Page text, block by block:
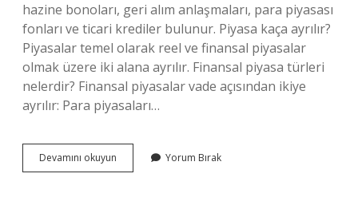
hazine bonoları, geri alım anlaşmaları, para piyasası
fonları ve ticari krediler bulunur. Piyasa kaça ayrılır?
Piyasalar temel olarak reel ve finansal piyasalar
olmak üzere iki alana ayrılır. Finansal piyasa türleri
nelerdir? Finansal piyasalar vade açısından ikiye
ayrılır: Para piyasaları…
Devamını okuyun
Piyasası
Yorum Bırak